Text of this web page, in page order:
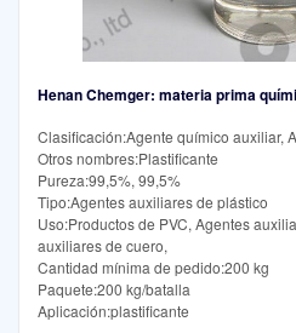
Henan Chemger: materia prima
Clasificación:Agente químico auxiliar,
Otros nombres:Plastificante
Pureza:99,5%, 99,5%
Tipo:Agentes auxiliares de plástico
Uso:Productos de PVC, Agentes
auxiliares de cuero,
Cantidad mínima de pedido:200 kg
Paquete:200 kg/batalla
Aplicación:plastificante